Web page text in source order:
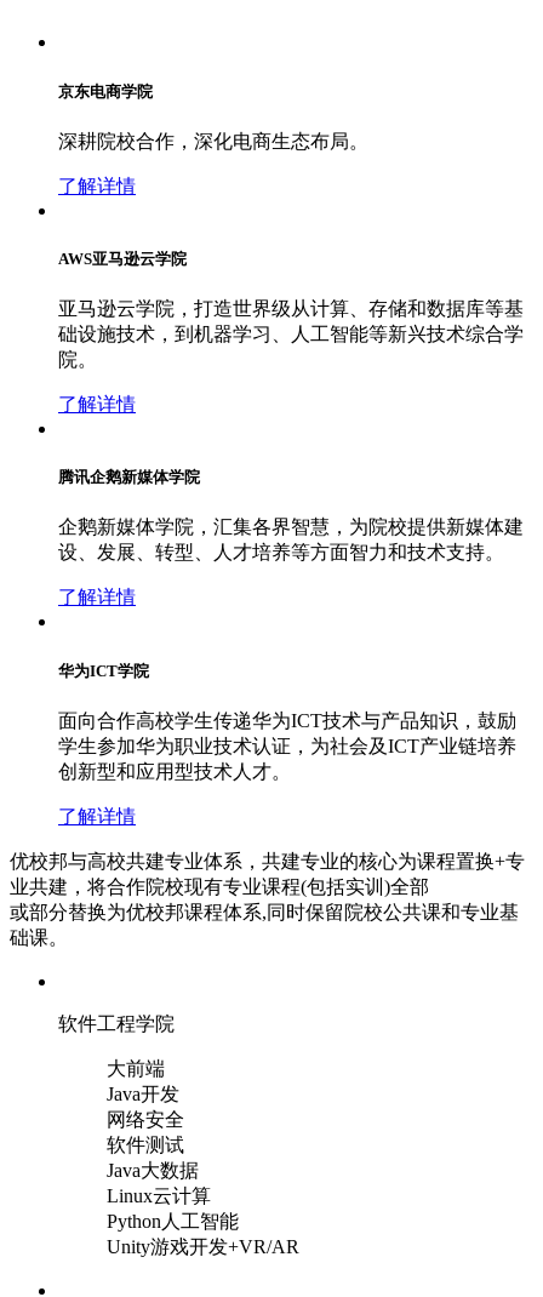
京东电商学院
深耕院校合作，深化电商生态布局。
了解详情
AWS亚马逊云学院
亚马逊云学院，打造世界级从计算、存储和数据库等基
础设施技术，到机器学习、人工智能等新兴技术综合学
院。
了解详情
腾讯企鹅新媒体学院
企鹅新媒体学院，汇集各界智慧，为院校提供新媒体建
设、发展、转型、人才培养等方面智力和技术支持。
了解详情
华为ICT学院
面向合作高校学生传递华为ICT技术与产品知识，鼓励
学生参加华为职业技术认证，为社会及ICT产业链培养
创新型和应用型技术人才。
了解详情
优校邦与高校共建专业体系，共建专业的核心为课程置换+专
业共建，将合作院校现有专业课程(包括实训)全部
或部分替换为优校邦课程体系,同时保留院校公共课和专业基
础课。
软件工程学院
大前端
Java开发
网络安全
软件测试
Java大数据
Linux云计算
Python人工智能
Unity游戏开发+VR/AR